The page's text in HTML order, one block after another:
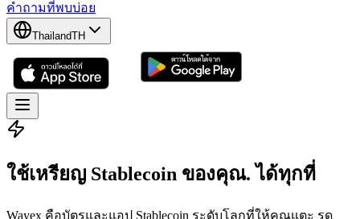
คำถามที่พบบ่อย
ThailandTH
ใช้เหรียญ Stablecoin ของคุณ. ได้ทุกที่
Wayex คือบัตรและแอป Stablecoin ระดับโลกที่ให้คุณแตะ รูด